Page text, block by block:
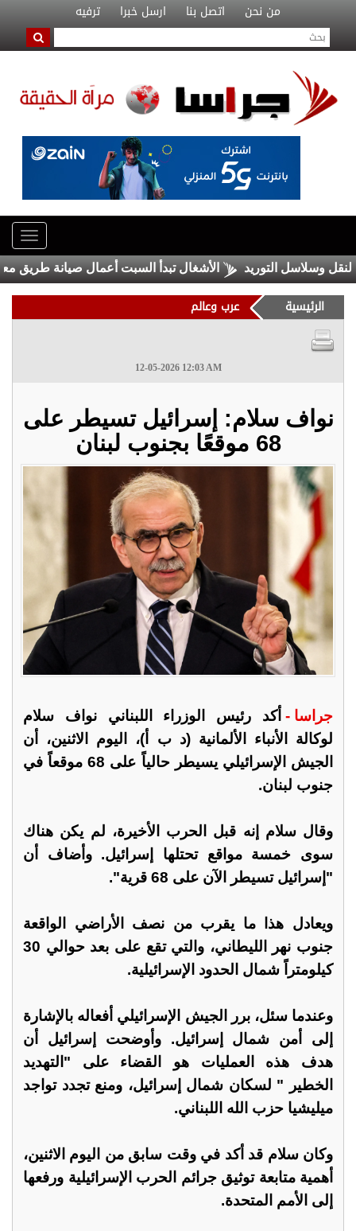
من نحن اتصل بنا ارسل خبرا ترفيه
التوريد الأشغال تبدأ السبت أعمال صيانة طريق معان –
الرئيسية عرب وعالم
12-05-2026 12:03 AM
نواف سلام: إسرائيل تسيطر على
68 موقعًا بجنوب لبنان
جراسا - أكد رئيس الوزراء اللبناني نواف سلام
لوكالة الأنباء الألمانية (د ب أ)، اليوم الاثنين، أن
الجيش الإسرائيلي يسيطر حالياً على 68 موقعاً في
جنوب لبنان.
وقال سلام إنه قبل الحرب الأخيرة، لم يكن هناك
سوى خمسة مواقع تحتلها إسرائيل. وأضاف أن
"إسرائيل تسيطر الآن على 68 قرية".
ويعادل هذا ما يقرب من نصف الأراضي الواقعة
جنوب نهر الليطاني، والتي تقع على بعد حوالي 30
كيلومتراً شمال الحدود الإسرائيلية.
وعندما سئل، برر الجيش الإسرائيلي أفعاله بالإشارة
إلى أمن شمال إسرائيل. وأوضحت إسرائيل أن
هدف هذه العمليات هو القضاء على "التهديد
الخطير " لسكان شمال إسرائيل، ومنع تجدد تواجد
ميليشيا حزب الله اللبناني.
وكان سلام قد أكد في وقت سابق من اليوم الاثنين،
أهمية متابعة توثيق جرائم الحرب الإسرائيلية ورفعها
إلى الأمم المتحدة.